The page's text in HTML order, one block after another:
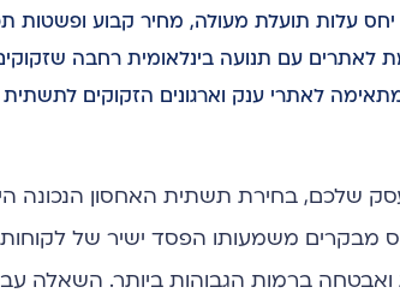
עלות תועלת מעולה, מחיר קבוע ופשטות
לאתרים עם תנועה בינלאומית רחבה
לאתרי ענק וארגונים הזקוקים
שלכם, בחירת תשתית האחסון הנכונה
משמעותו הפסד ישיר של לקוחות
ברמות הגבוהות ביותר. השאלה